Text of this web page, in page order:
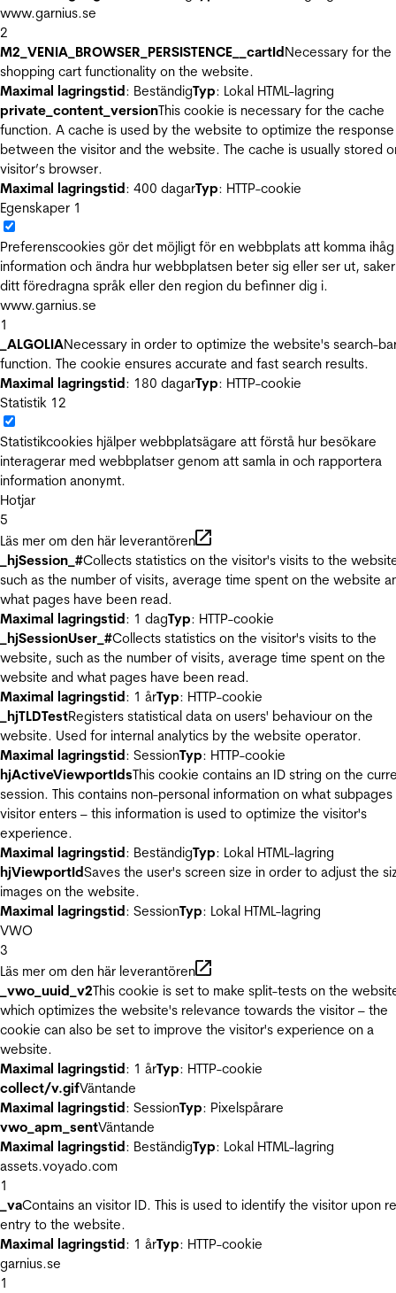
www.garnius.se
2
M2_VENIA_BROWSER_PERSISTENCE__cartIdNecessary for the
shopping cart functionality on the website.
Maximal lagringstid: BeständigTyp: Lokal HTML-lagring
private_content_versionThis cookie is necessary for the cache
function. A cache is used by the website to optimize the
between the visitor and the website. The cache is usually stored
visitor’s browser.
Maximal lagringstid: 400 dagarTyp: HTTP-cookie
Egenskaper 1
Preferenscookies gör det möjligt för en webbplats att komma ihåg
information och ändra hur webbplatsen beter sig eller ser ut,
ditt föredragna språk eller den region du befinner dig i.
www.garnius.se
1
_ALGOLIANecessary in order to optimize the website's search-
function. The cookie ensures accurate and fast search results.
Maximal lagringstid: 180 dagarTyp: HTTP-cookie
Statistik 12
Statistikcookies hjälper webbplatsägare att förstå hur besökare
interagerar med webbplatser genom att samla in och rapportera
information anonymt.
Hotjar
5
Läs mer om den här leverantören
_hjSession_#Collects statistics on the visitor's visits to the
such as the number of visits, average time spent on the website
what pages have been read.
Maximal lagringstid: 1 dagTyp: HTTP-cookie
_hjSessionUser_#Collects statistics on the visitor's visits to the
website, such as the number of visits, average time spent on the
website and what pages have been read.
Maximal lagringstid: 1 årTyp: HTTP-cookie
_hjTLDTestRegisters statistical data on users' behaviour on the
website. Used for internal analytics by the website operator.
Maximal lagringstid: SessionTyp: HTTP-cookie
hjActiveViewportIdsThis cookie contains an ID string on the
session. This contains non-personal information on what
visitor enters – this information is used to optimize the visitor's
experience.
Maximal lagringstid: BeständigTyp: Lokal HTML-lagring
hjViewportIdSaves the user's screen size in order to adjust the
images on the website.
Maximal lagringstid: SessionTyp: Lokal HTML-lagring
VWO
3
Läs mer om den här leverantören
_vwo_uuid_v2This cookie is set to make split-tests on the
which optimizes the website's relevance towards the visitor – the
cookie can also be set to improve the visitor's experience on a
website.
Maximal lagringstid: 1 årTyp: HTTP-cookie
collect/v.gifVäntande
Maximal lagringstid: SessionTyp: Pixelspårare
vwo_apm_sentVäntande
Maximal lagringstid: BeständigTyp: Lokal HTML-lagring
assets.voyado.com
1
_vaContains an visitor ID. This is used to identify the visitor upon
entry to the website.
Maximal lagringstid: 1 årTyp: HTTP-cookie
garnius.se
1